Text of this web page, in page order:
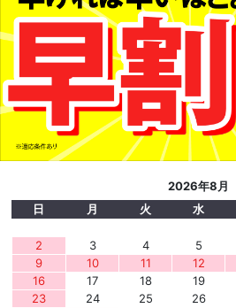
2026年8月
日
月 火 水
2
3 4 5
9
10 11 12
16
17 18 19
23
24 25 26